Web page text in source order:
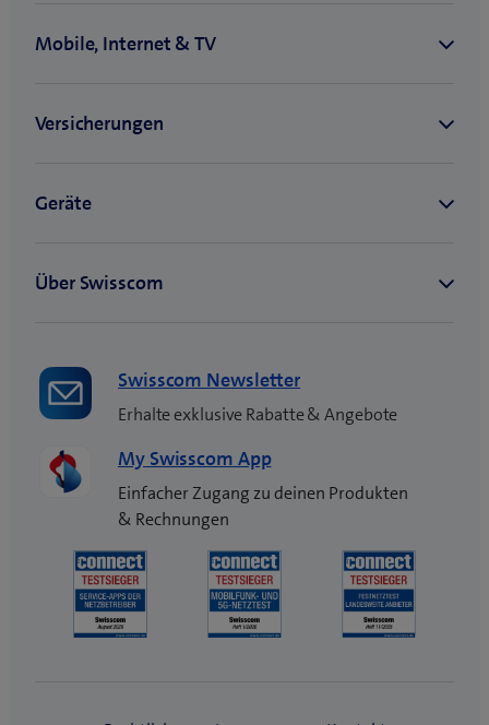
Swisscom Newsletter
Erhalte exklusive Rabatte & Angebote
My Swisscom App
Einfacher Zugang zu deinen Produkten
& Rechnungen